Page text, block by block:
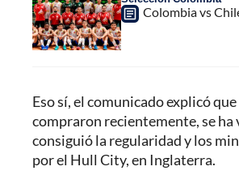
Colombia vs
Eso sí, el comunicado explicó
compraron recientemente, se ha
consiguió la regularidad y los
por el Hull City, en Inglaterra.